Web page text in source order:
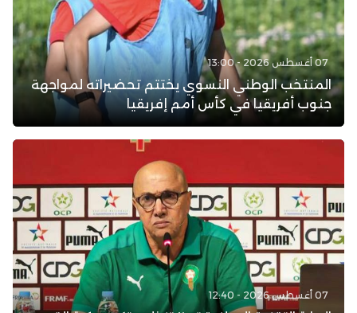
07 أغسطس 2026 - 13:00
المنتخب الوطني النسوي يختتم تحضيراته لمواجهة
جنوب أفريقيا في كأس أمم إفريقيا
07 أغسطس 2026 - 12:40